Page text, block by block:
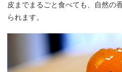
皮までまるごと食べても、自然の
られます。